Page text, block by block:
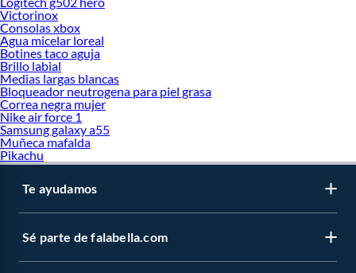
Victorinox
Consolas xbox
Agua micelar loreal
Botines taco aguja
Brillo labial
Medias largas blancas
Bloqueador neutrogena para piel grasa
Correa negra mujer
Nike air force 1
Samsung galaxy a55
Muñeca mafalda
Pikachu
Te ayudamos
Sé parte de falabella.com